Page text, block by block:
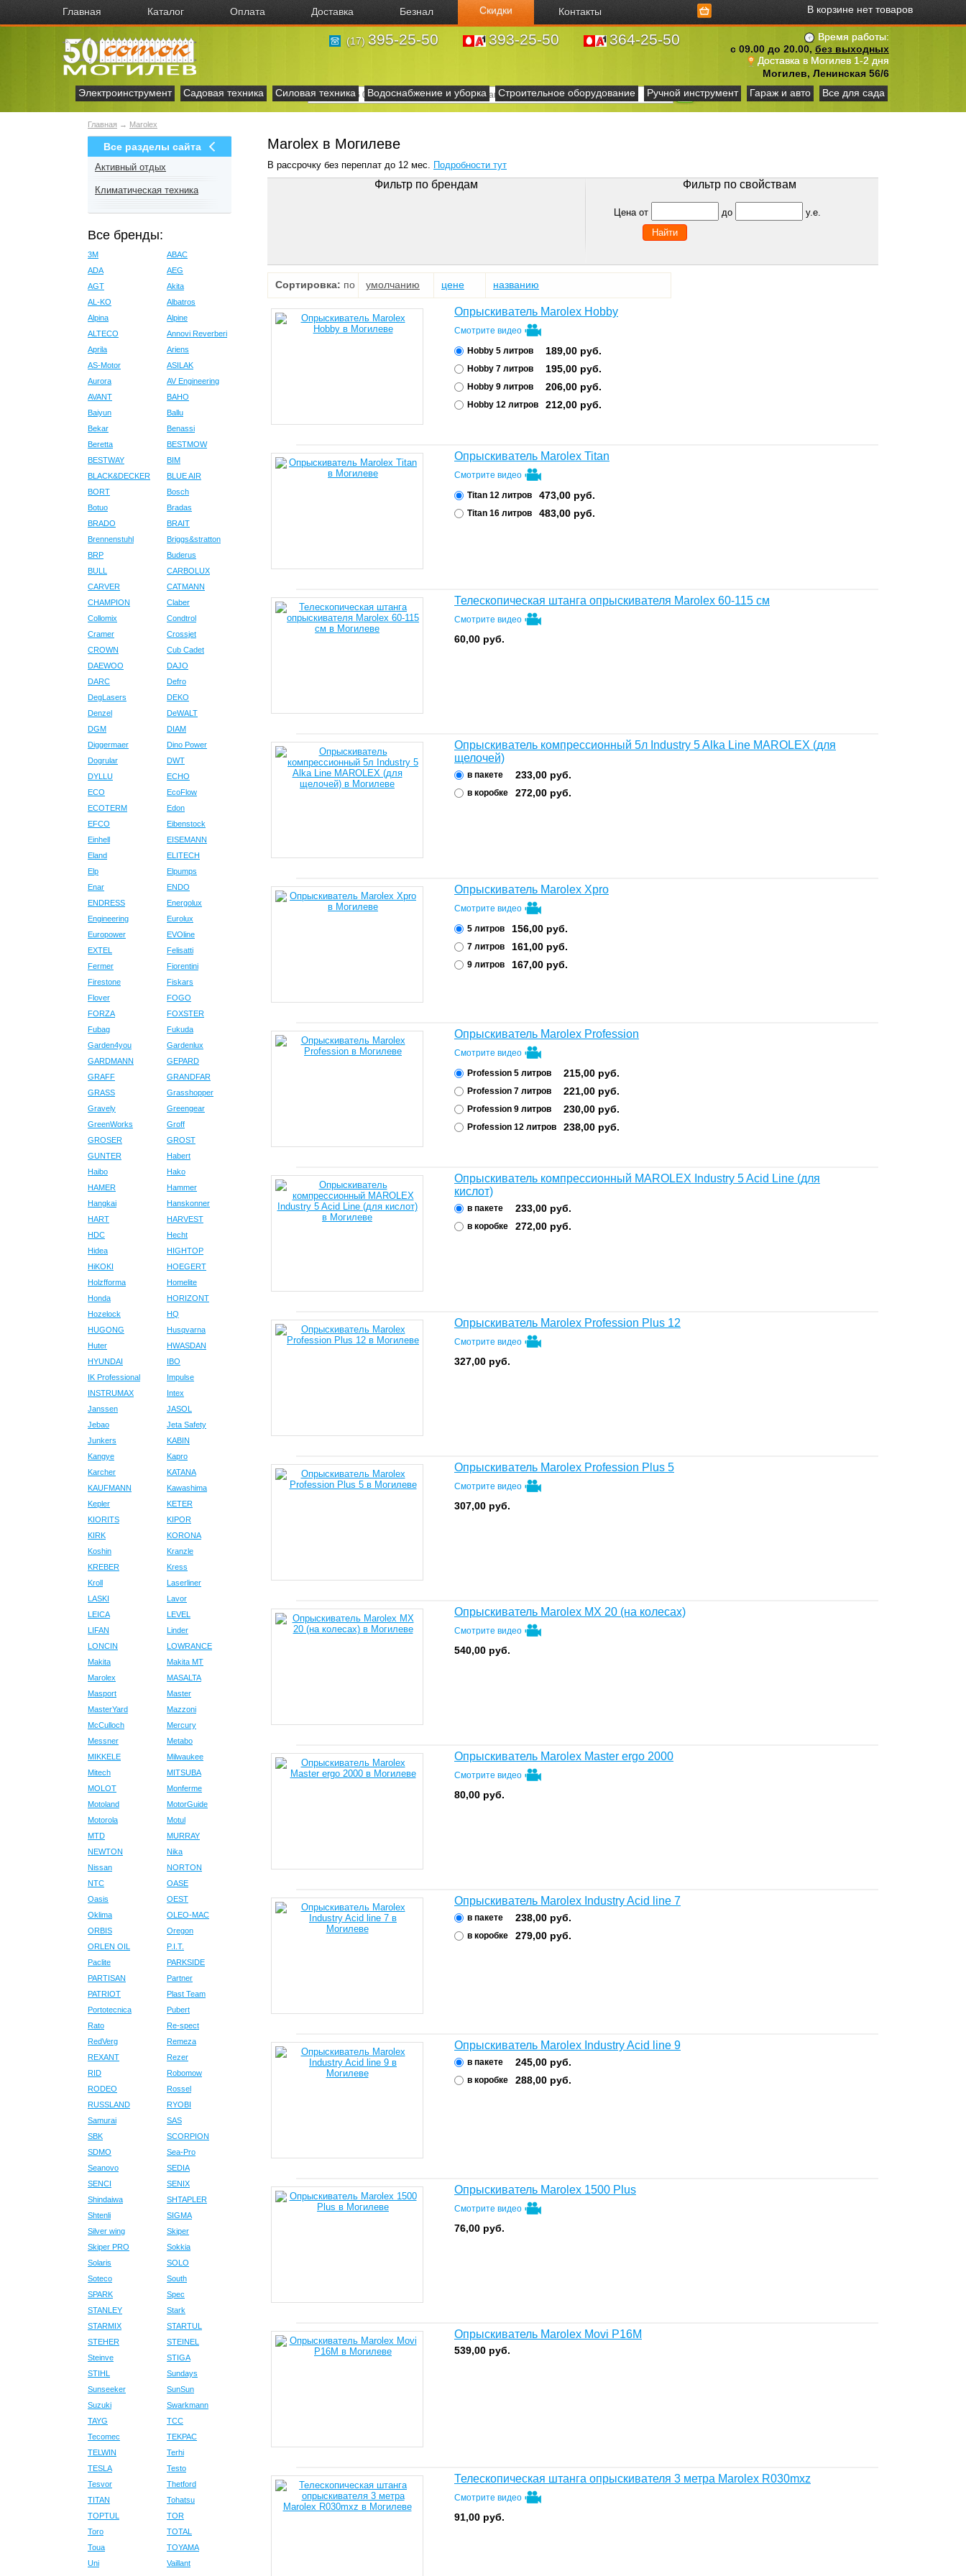
Главная Каталог Оплата Доставка Безнал Скидки Контакты В корзине нет товаров
Время работы:
с 09.00 до 20.00, без выходных
Доставка в Могилев 1-2 дня
Могилев, Ленинская 56/6
(17) 395-25-50 393-25-50 364-25-50
Электроинструмент Садовая техника Силовая техника Водоснабжение и уборка Строительное оборудование Ручной инструмент Гараж и авто Все для сада
Главная → Marolex
Все разделы сайта
Активный отдых
Климатическая техника
Все бренды:
3M
ABAC
ADA
AEG
AGT
Akita
AL-KO
Albatros
Alpina
Alpine
ALTECO
Annovi Reverberi
Aprila
Ariens
AS-Motor
ASILAK
Aurora
AV Engineering
AVANT
BAHO
Baiyun
Ballu
Bekar
Benassi
Beretta
BESTMOW
BESTWAY
BIM
BLACK&DECKER
BLUE AIR
BORT
Bosch
Botuo
Bradas
BRADO
BRAIT
Brennenstuhl
Briggs&stratton
BRP
Buderus
BULL
CARBOLUX
CARVER
CATMANN
CHAMPION
Claber
Collomix
Condtrol
Cramer
Crossjet
CROWN
Cub Cadet
DAEWOO
DAJO
DARC
Defro
DegLasers
DEKO
Denzel
DeWALT
DGM
DIAM
Diggermaer
Dino Power
Dogrular
DWT
DYLLU
ECHO
ECO
EcoFlow
ECOTERM
Edon
EFCO
Eibenstock
Einhell
EISEMANN
Eland
ELITECH
Elp
Elpumps
Enar
ENDO
ENDRESS
Energolux
Engineering
Eurolux
Europower
EVOline
EXTEL
Felisatti
Fermer
Fiorentini
Firestone
Fiskars
Flover
FOGO
FORZA
FOXSTER
Fubag
Fukuda
Garden4you
Gardenlux
GARDMANN
GEPARD
GRAFF
GRANDFAR
GRASS
Grasshopper
Gravely
Greengear
GreenWorks
Groff
GROSER
GROST
GUNTER
Habert
Haibo
Hako
HAMER
Hammer
Hangkai
Hanskonner
HART
HARVEST
HDC
Hecht
Hidea
HIGHTOP
HiKOKI
HOEGERT
Holzfforma
Homelite
Honda
HORIZONT
Hozelock
HQ
HUGONG
Husqvarna
Huter
HWASDAN
HYUNDAI
IBO
IK Professional
Impulse
INSTRUMAX
Intex
Janssen
JASOL
Jebao
Jeta Safety
Junkers
KABIN
Kangye
Kapro
Karcher
KATANA
KAUFMANN
Kawashima
Kepler
KETER
KIORITS
KIPOR
KIRK
KORONA
Koshin
Kranzle
KREBER
Kress
Kroll
Laserliner
LASKI
Lavor
LEICA
LEVEL
LIFAN
Linder
LONCIN
LOWRANCE
Makita
Makita MT
Marolex
MASALTA
Masport
Master
MasterYard
Mazzoni
McCulloch
Mercury
Messner
Metabo
MIKKELE
Milwaukee
Mitech
MITSUBA
MOLOT
Monferme
Motoland
MotorGuide
Motorola
Motul
MTD
MURRAY
NEWTON
Nika
Nissan
NORTON
NTC
OASE
Oasis
OEST
Oklima
OLEO-MAC
ORBIS
Oregon
ORLEN OIL
P.I.T.
Paclite
PARKSIDE
PARTISAN
Partner
PATRIOT
Plast Team
Portotecnica
Pubert
Rato
Re-spect
RedVerg
Remeza
REXANT
Rezer
RID
Robomow
RODEO
Rossel
RUSSLAND
RYOBI
Samurai
SAS
SBK
SCORPION
SDMO
Sea-Pro
Seanovo
SEDIA
SENCI
SENIX
Shindaiwa
SHTAPLER
Shtenli
SIGMA
Silver wing
Skiper
Skiper PRO
Sokkia
Solaris
SOLO
Soteco
South
SPARK
Spec
STANLEY
Stark
STARMIX
STARTUL
STEHER
STEINEL
Steinve
STIGA
STIHL
Sundays
Sunseeker
SunSun
Suzuki
Swarkmann
TAYG
TCC
Tecomec
TEKPAC
TELWIN
Terhi
TESLA
Testo
Tesvor
Thetford
TITAN
Tohatsu
TOPTUL
TOR
Toro
TOTAL
Toua
TOYAMA
Uni
Vaillant
Marolex в Могилеве
В рассрочку без переплат до 12 мес. Подробности тут
Фильтр по брендам Фильтр по свойствам
Цена от до у.е.
Сортировка: по умолчанию цене названию
Опрыскиватель Marolex Hobby
Смотрите видео
Hobby 5 литров
189,00 руб.
Hobby 7 литров 195,00 руб.
Hobby 9 литров 206,00 руб.
Hobby 12 литров 212,00 руб.
Опрыскиватель Marolex Titan
Смотрите видео
Тitan 12 литров
473,00 руб.
Тitan 16 литров 483,00 руб.
Телескопическая штанга опрыскивателя Marolex 60-115 см
Смотрите видео
60,00 руб.
Опрыскиватель компрессионный 5л Industry 5 Alka Line MAROLEX (для
щелочей)
в пакете 233,00 руб.
в коробке 272,00 руб.
Опрыскиватель Marolex Xpro
Смотрите видео
5 литров
156,00 руб.
7 литров 161,00 руб.
9 литров 167,00 руб.
Опрыскиватель Marolex Profession
Смотрите видео
Profession 5 литров
215,00 руб.
Profession 7 литров 221,00 руб.
Profession 9 литров 230,00 руб.
Profession 12 литров 238,00 руб.
Опрыскиватель компрессионный MAROLEX Industry 5 Acid Line (для
кислот)
в пакете 233,00 руб.
в коробке 272,00 руб.
Опрыскиватель Marolex Profession Plus 12
Смотрите видео
327,00 руб.
Опрыскиватель Marolex Profession Plus 5
Смотрите видео
307,00 руб.
Опрыскиватель Marolex MX 20 (на колесах)
Смотрите видео
540,00 руб.
Опрыскиватель Marolex Master ergo 2000
Смотрите видео
80,00 руб.
Опрыскиватель Marolex Industry Acid line 7
в пакете 238,00 руб.
в коробке 279,00 руб.
Опрыскиватель Marolex Industry Acid line 9
в пакете 245,00 руб.
в коробке 288,00 руб.
Опрыскиватель Marolex 1500 Plus
Смотрите видео
76,00 руб.
Опрыскиватель Marolex Movi P16M
539,00 руб.
Телескопическая штанга опрыскивателя 3 метра Marolex R030mxz
Смотрите видео
91,00 руб.